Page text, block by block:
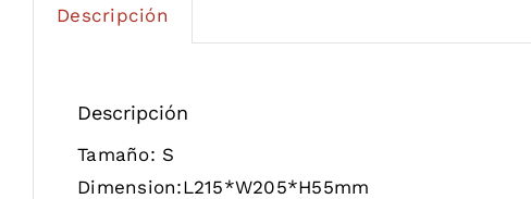
Descripción
Descripción
Tamaño: S
Dimension:L215*W205*H55mm